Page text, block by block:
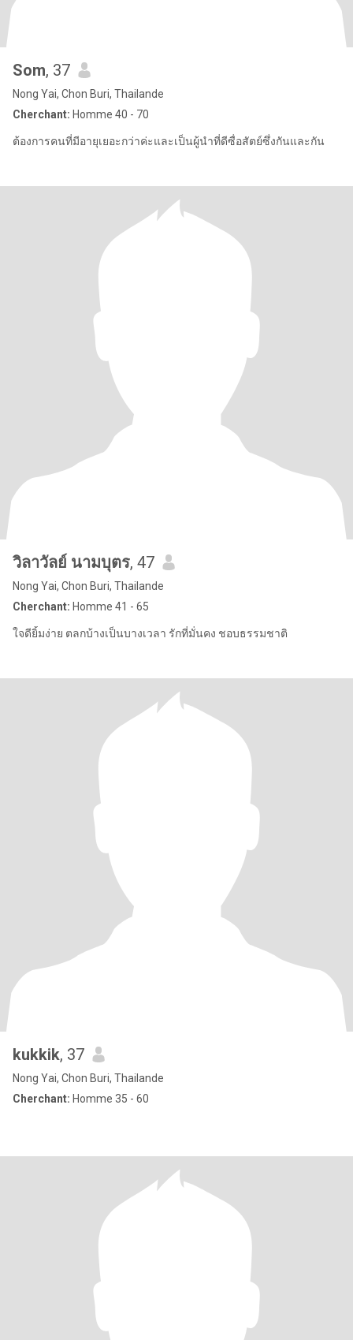
Som, 37
Nong Yai, Chon Buri, Thailande
Cherchant: Homme 40 - 70
ต้องการคนที่มีอายุเยอะกว่าค่ะและเป็นผู้นำที่ดีซื่อสัตย์ซึ่งกันและกัน
วิลาวัลย์ นามบุตร, 47
Nong Yai, Chon Buri, Thailande
Cherchant: Homme 41 - 65
ใจดียิ้มง่าย ตลกบ้างเป็นบางเวลา รักที่มั่นคง ชอบธรรมชาติ
kukkik, 37
Nong Yai, Chon Buri, Thailande
Cherchant: Homme 35 - 60